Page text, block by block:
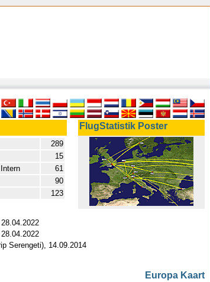
FlugStatistik Poster
289
15
61
90
123
Serengeti), 14.09.2014
Europa Kaart